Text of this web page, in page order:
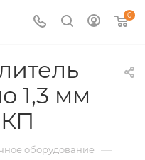
0
1,3 мм
оборудование —